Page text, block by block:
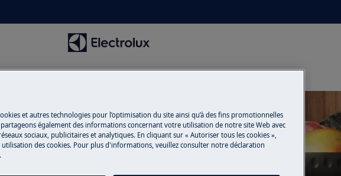
pour Grille-pains
et autres technologies pour l’optimisation du site ainsi qu’à des fins promotionnelles
également des informations concernant votre utilisation de notre site Web avec
sociaux, publicitaires et analytiques. En cliquant sur « Autoriser tous les cookies »,
utilisation des cookies. Pour plus d'informations, veuillez consulter notre déclaration